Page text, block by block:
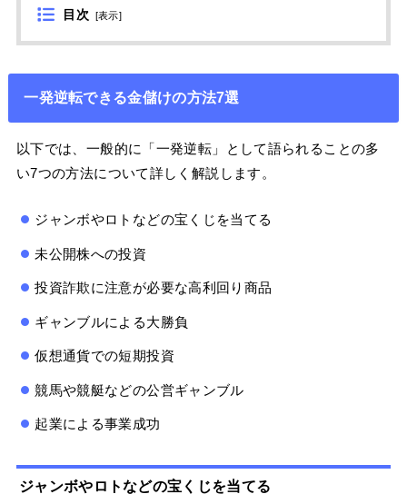
目次 [表示]
一発逆転できる金儲けの方法7選
以下では、一般的に「一発逆転」として語られることの多
い7つの方法について詳しく解説します。
ジャンボやロトなどの宝くじを当てる
未公開株への投資
投資詐欺に注意が必要な高利回り商品
ギャンブルによる大勝負
仮想通貨での短期投資
競馬や競艇などの公営ギャンブル
起業による事業成功
ジャンボやロトなどの宝くじを当てる